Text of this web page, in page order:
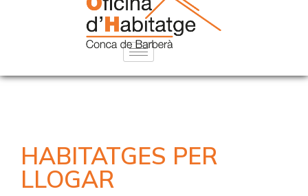
HABITATGES PER
LLOGAR